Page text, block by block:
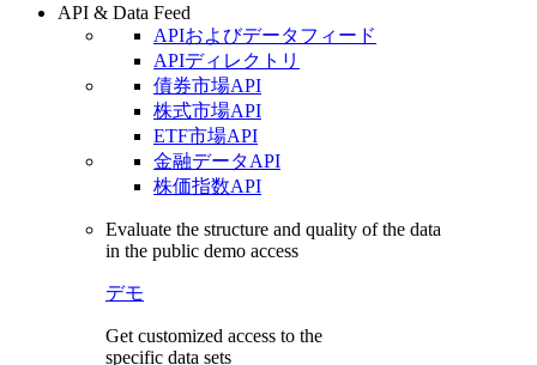
API & Data Feed
APIおよびデータフィード
APIディレクトリ
債券市場API
株式市場API
ETF市場API
金融データAPI
株価指数API
Evaluate the structure and quality of the data
in the public demo access
デモ
Get customized access to the
specific data sets